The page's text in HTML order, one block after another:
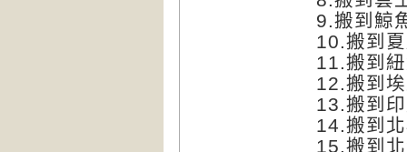
9.搬到鯨
10.搬到
11.搬到
12.搬到
13.搬到
14.搬到
15.搬到